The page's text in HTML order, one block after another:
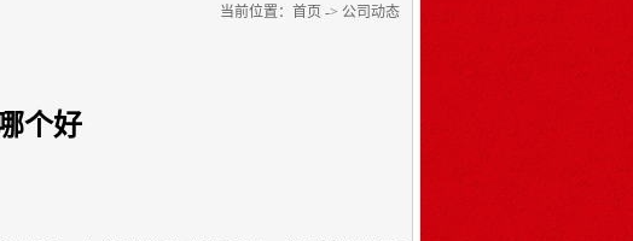
当前位置： 首页 -> 公司动态
个好